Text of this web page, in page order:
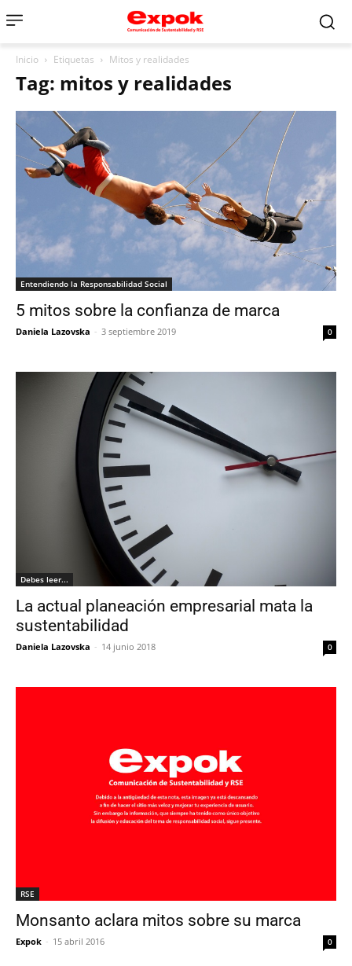
Inicio Etiquetas Mitos y realidades
Tag: mitos y realidades
Entendiendo la Responsabilidad Social
5 mitos sobre la confianza de marca
Daniela Lazovska - 3 septiembre 2019 0
Debes leer...
La actual planeación empresarial mata la
sustentabilidad
Daniela Lazovska - 14 junio 2018 0
RSE
Monsanto aclara mitos sobre su marca
Expok - 15 abril 2016 0